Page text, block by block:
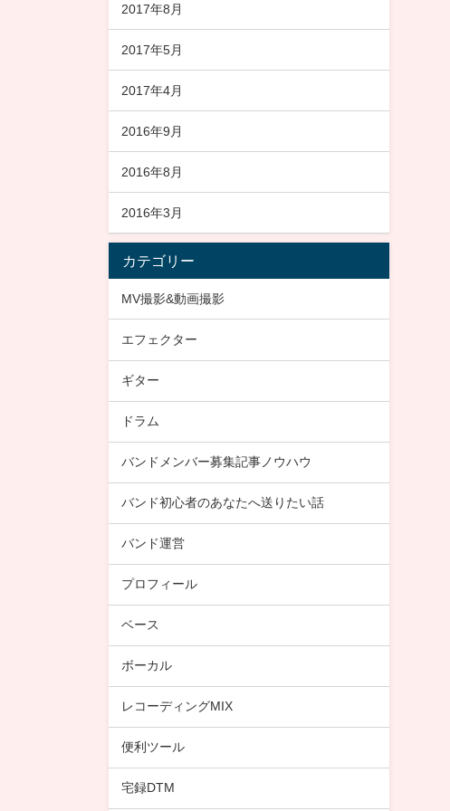
2017年8月
2017年5月
2017年4月
2016年9月
2016年8月
2016年3月
カテゴリー
MV撮影&動画撮影
エフェクター
ギター
ドラム
バンドメンバー募集記事ノウハウ
バンド初心者のあなたへ送りたい話
バンド運営
プロフィール
ベース
ボーカル
レコーディングMIX
便利ツール
宅録DTM